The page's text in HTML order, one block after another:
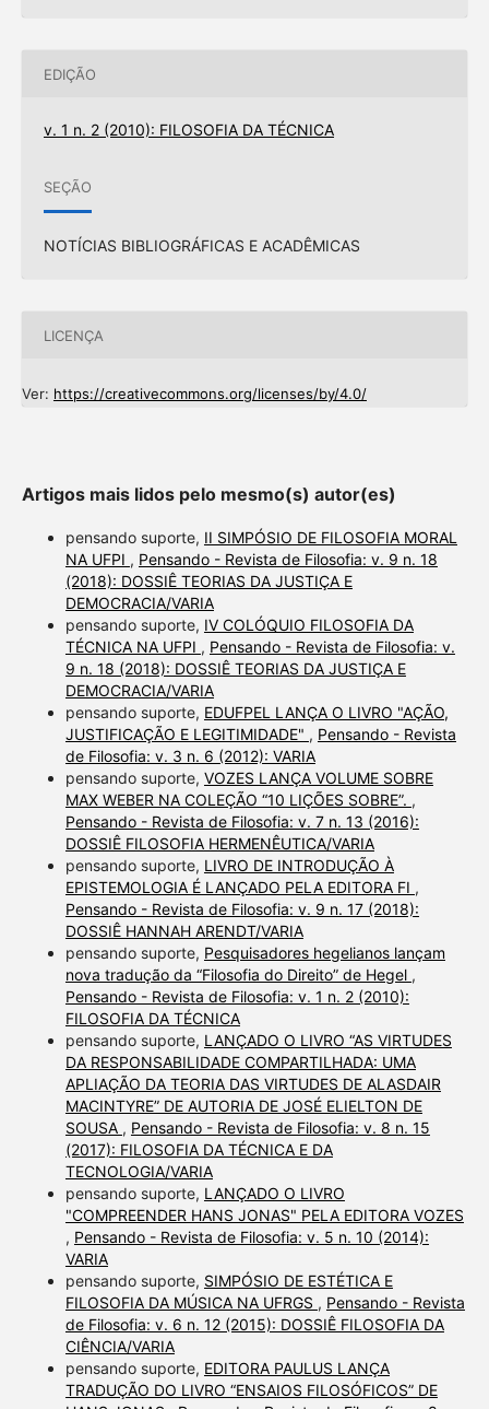
EDIÇÃO
v. 1 n. 2 (2010): FILOSOFIA DA TÉCNICA
SEÇÃO
NOTÍCIAS BIBLIOGRÁFICAS E ACADÊMICAS
LICENÇA
Ver: https://creativecommons.org/licenses/by/4.0/
Artigos mais lidos pelo mesmo(s) autor(es)
pensando suporte, II SIMPÓSIO DE FILOSOFIA MORAL
NA UFPI , Pensando - Revista de Filosofia: v. 9 n. 18
(2018): DOSSIÊ TEORIAS DA JUSTIÇA E
DEMOCRACIA/VARIA
pensando suporte, IV COLÓQUIO FILOSOFIA DA
TÉCNICA NA UFPI , Pensando - Revista de Filosofia: v.
9 n. 18 (2018): DOSSIÊ TEORIAS DA JUSTIÇA E
DEMOCRACIA/VARIA
pensando suporte, EDUFPEL LANÇA O LIVRO "AÇÃO,
JUSTIFICAÇÃO E LEGITIMIDADE" , Pensando - Revista
de Filosofia: v. 3 n. 6 (2012): VARIA
pensando suporte, VOZES LANÇA VOLUME SOBRE
MAX WEBER NA COLEÇÃO “10 LIÇÕES SOBRE”. ,
Pensando - Revista de Filosofia: v. 7 n. 13 (2016):
DOSSIÊ FILOSOFIA HERMENÊUTICA/VARIA
pensando suporte, LIVRO DE INTRODUÇÃO À
EPISTEMOLOGIA É LANÇADO PELA EDITORA FI ,
Pensando - Revista de Filosofia: v. 9 n. 17 (2018):
DOSSIÊ HANNAH ARENDT/VARIA
pensando suporte, Pesquisadores hegelianos lançam
nova tradução da “Filosofia do Direito” de Hegel ,
Pensando - Revista de Filosofia: v. 1 n. 2 (2010):
FILOSOFIA DA TÉCNICA
pensando suporte, LANÇADO O LIVRO “AS VIRTUDES
DA RESPONSABILIDADE COMPARTILHADA: UMA
APLIAÇÃO DA TEORIA DAS VIRTUDES DE ALASDAIR
MACINTYRE” DE AUTORIA DE JOSÉ ELIELTON DE
SOUSA , Pensando - Revista de Filosofia: v. 8 n. 15
(2017): FILOSOFIA DA TÉCNICA E DA
TECNOLOGIA/VARIA
pensando suporte, LANÇADO O LIVRO
"COMPREENDER HANS JONAS" PELA EDITORA VOZES
, Pensando - Revista de Filosofia: v. 5 n. 10 (2014):
VARIA
pensando suporte, SIMPÓSIO DE ESTÉTICA E
FILOSOFIA DA MÚSICA NA UFRGS , Pensando - Revista
de Filosofia: v. 6 n. 12 (2015): DOSSIÊ FILOSOFIA DA
CIÊNCIA/VARIA
pensando suporte, EDITORA PAULUS LANÇA
TRADUÇÃO DO LIVRO “ENSAIOS FILOSÓFICOS” DE